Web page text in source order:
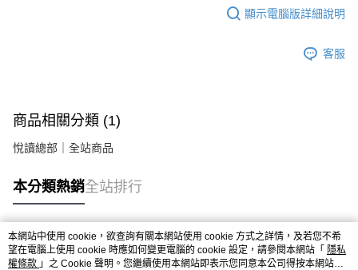
顯示電腦版詳細說明
客服
商品相關分類 (1)
悅讀總部｜全站商品
本分類熱銷全站排行
熱門標籤
本網站中使用 cookie，欲查詢有關本網站使用 cookie 方式之詳情，及若您不希
望在電腦上使用 cookie 時應如何變更電腦的 cookie 設定，請參閱本網站「 隱私
權條款 」之 Cookie 聲明。您繼續使用本網站即表示您同意本公司得按本網站使